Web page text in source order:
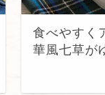
食べやすく
華風七草が